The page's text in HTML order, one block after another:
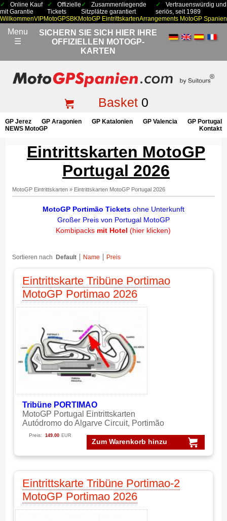
Online Kauf
mit Garantie
Offizielle
Tickets
Zusammenliegende
Sitzplätze garantiert
Vertrauenswürdig und
seriös, seit 1989
WillkommenVIPMotoGPSBKMotoGP EintrittskartenArrangements MotoGP Spanien
Menu
☰
SICHERN SIE SICH HIER IHRE
OFFIZIELLEN MOTOGP-
KARTEN
Basket0
GP Jerez GP Aragonien GP Katalonien GP Valencia
GP Portugal
NEWS MotoGP
Kontakt
Eintrittskarten MotoGP
Portugal 2026
MotoGP Eintrittskarten» Eintrittskarten MotoGP Portugal 2026
MotoGP Portimão Ticketsohne Unterkunft
Großer Preis von Portugal MotoGP
Kombipacks mit Hotel(hier klicken)
Sortieren nach Default Name Preis
Eintrittskarte Tribüne Portimao
MotoGP Portimao 2026
Tribüne PORTIMAO
MotoGP Portugal Eintrittskarten
Autódromo do Algarve Circuit, Portimão
Zum Warenkorb hinzu
Preis: 149.00 EUR
Eintrittskarte Tribüne Portimao-2
MotoGP Portimao 2026